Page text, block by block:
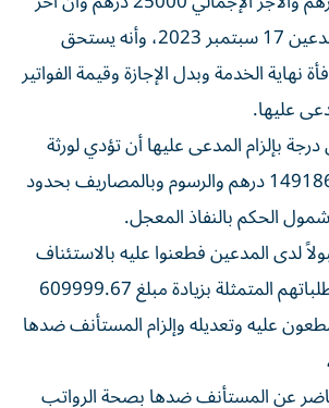
يوم عمل لمورث المدعين 17 سبتمبر 2023، وأنه يستحق
نهاية الخدمة وبدل الإجازة وقيمة الفواتير
عليها.
بإلزام المدعى عليها أن تؤدي لورثة
المدعي مبلغ 1491864.87 درهم والرسوم وبالمصاريف بحدود
الحكم بالنفاذ المعجل.
لدى المدعين فطعنوا عليه بالاستئناف
وطلبوا الحكم لهم بطلباتهم المتمثلة بزيادة مبلغ 609999.67
عليه وتعديله وإلزام المستأنف ضدها
عن المستأنف ضدها بصحة الرواتب